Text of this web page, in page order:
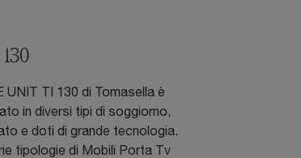
UNIT TI 130 di Tomasella è
in diversi tipi di soggiorno,
e doti di grande tecnologia.
tipologie di Mobili Porta Tv